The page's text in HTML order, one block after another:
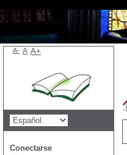
A- A A+
Conectarse